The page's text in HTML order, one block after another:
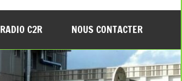
RADIO C2R NOUS CONTACTER